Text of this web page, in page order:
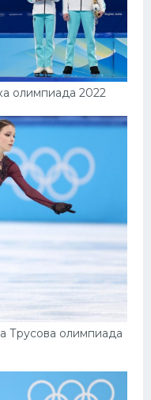
олимпиада 2022
Трусова олимпиада